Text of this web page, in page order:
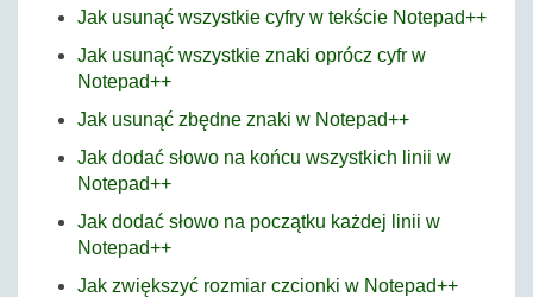
Jak usunąć wszystkie cyfry w tekście Notepad++
Jak usunąć wszystkie znaki oprócz cyfr w
Notepad++
Jak usunąć zbędne znaki w Notepad++
Jak dodać słowo na końcu wszystkich linii w
Notepad++
Jak dodać słowo na początku każdej linii w
Notepad++
Jak zwiększyć rozmiar czcionki w Notepad++